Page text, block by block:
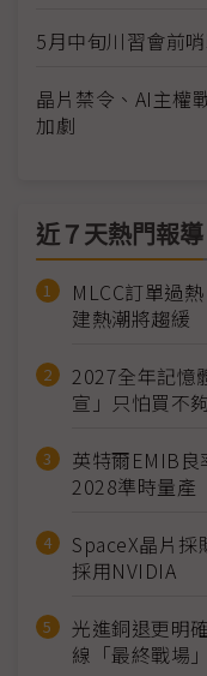
5月中旬川習會前
晶片禁令、AI主權
加劇
近７天熱門報導
MLCC訂單過
建熱潮將趨緩
2027全年記
宣」只怕買不夠
英特爾EMIB
2028準時量產
SpaceX晶片
採用NVIDIA
光進銅退更明
線「最終戰場」